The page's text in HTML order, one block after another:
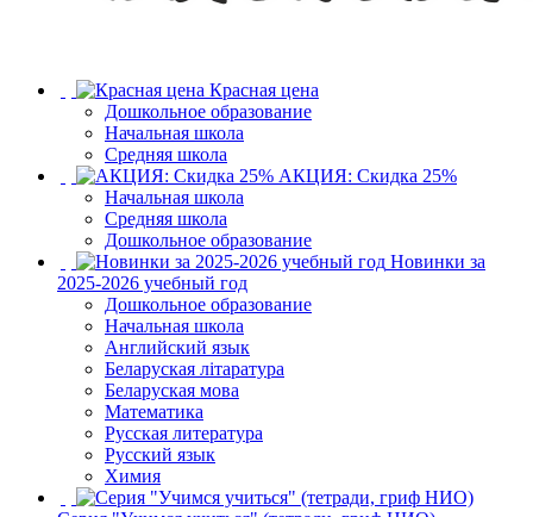
Красная цена
Дошкольное образование
Начальная школа
Средняя школа
АКЦИЯ: Скидка 25%
Начальная школа
Средняя школа
Дошкольное образование
Новинки за
2025-2026 учебный год
Дошкольное образование
Начальная школа
Английский язык
Беларуская літаратура
Беларуская мова
Математика
Русская литература
Русский язык
Химия